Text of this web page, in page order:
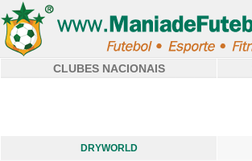
CLUBES NACIONAIS
DRYWORLD